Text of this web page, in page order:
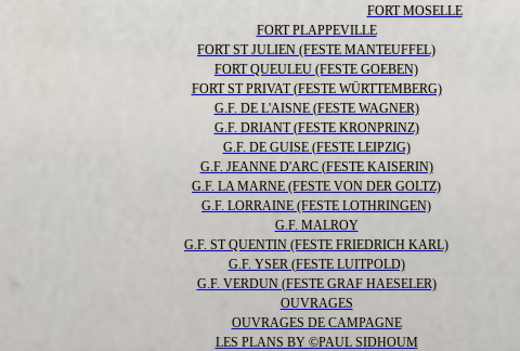
FORT MOSELLE
FORT PLAPPEVILLE
FORT ST JULIEN (FESTE MANTEUFFEL)
FORT QUEULEU (FESTE GOEBEN)
FORT ST PRIVAT (FESTE WÜRTTEMBERG)
G.F. DE L'AISNE (FESTE WAGNER)
G.F. DRIANT (FESTE KRONPRINZ)
G.F. DE GUISE (FESTE LEIPZIG)
G.F. JEANNE D'ARC (FESTE KAISERIN)
G.F. LA MARNE (FESTE VON DER GOLTZ)
G.F. LORRAINE (FESTE LOTHRINGEN)
G.F. MALROY
G.F. ST QUENTIN (FESTE FRIEDRICH KARL)
G.F. YSER (FESTE LUITPOLD)
G.F. VERDUN (FESTE GRAF HAESELER)
OUVRAGES
OUVRAGES DE CAMPAGNE
LES PLANS BY ©PAUL SIDHOUM